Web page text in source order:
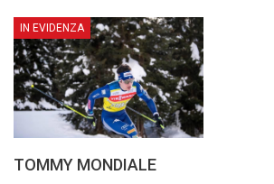
IN EVIDENZA
TOMMY MONDIALE